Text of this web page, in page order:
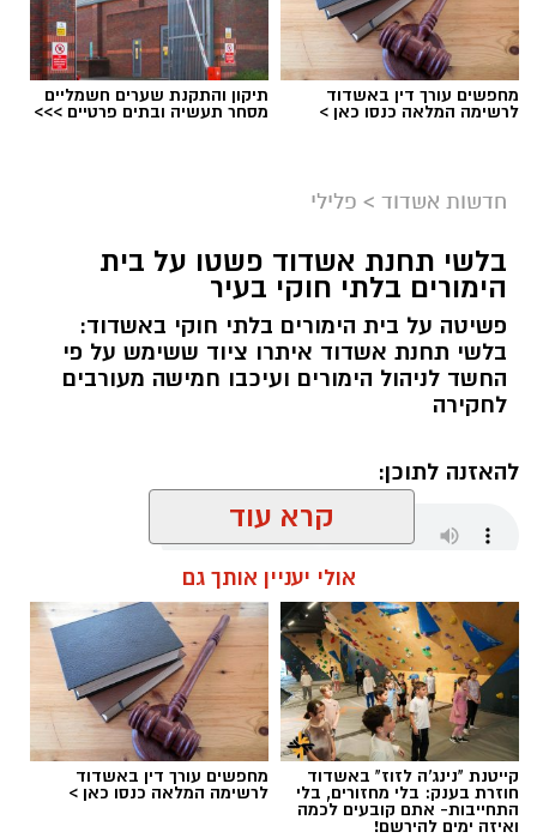
מחפשים עורך דין באשדוד
לרשימה המלאה כנסו כאן >
תיקון והתקנת שערים חשמליים
מסחר תעשיה ובתים פרטיים >>>
חדשות אשדוד > פלילי
בלשי תחנת אשדוד פשטו על בית
הימורים בלתי חוקי בעיר
פשיטה על בית הימורים בלתי חוקי באשדוד:
בלשי תחנת אשדוד איתרו ציוד ששימש על פי
החשד לניהול הימורים ועיכבו חמישה מעורבים
לחקירה
להאזנה לתוכן:
עופר אשטוקר / 15:38 09.08.26
תגים:הימורים בלתי חוקיים באשדוד
קרא עוד
אולי יעניין אותך גם
קייטנת "נינג'ה לזוז" באשדוד
חוזרת בענק: בלי מחזורים, בלי
התחייבות- אתם קובעים לכמה
ואיזה ימים להירשם!
מחפשים עורך דין באשדוד
לרשימה המלאה כנסו כאן >